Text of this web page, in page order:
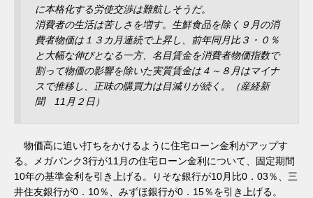
に本格化する労使交渉は難航しそうだ。
消費者の生活は苦しさを増す。生鮮食品を除く９月の消
費者物価は１３カ月連続で上昇し、前年同月比３・０％
と大幅な伸びとなる一方、名目賃金を消費者物価指数で
割って物価の影響を除いた実質賃金は４～８月はマイナ
スで推移し、正味の購買力は目減りが続く。（産経新
聞 11月２日）
物価高に追い打ちをかけるように住宅ローン金利がアップす
る。メガバンク3行が11月の住宅ローン金利について、固定期間
10年の基準金利を引き上げる。りそな銀行が10月比0．03％、三
井住友銀行が0．10％、みずほ銀行が0．15％を引き上げる。